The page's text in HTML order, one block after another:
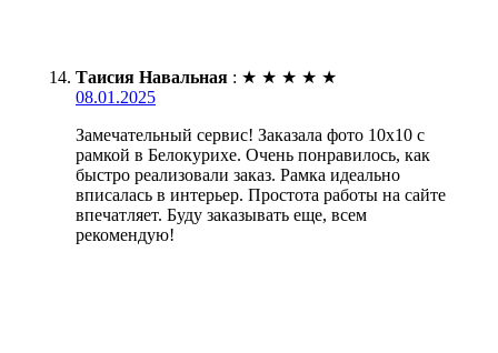
Таисия Навальная : ★ ★ ★ ★ ★
08.01.2025
Замечательный сервис! Заказала фото 10х10 с
рамкой в Белокурихе. Очень понравилось, как
быстро реализовали заказ. Рамка идеально
вписалась в интерьер. Простота работы на сайте
впечатляет. Буду заказывать еще, всем
рекомендую!